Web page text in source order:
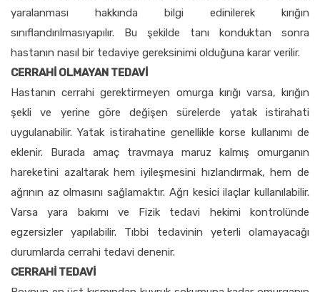
yaralanması hakkında bilgi edinilerek kırığın
sınıflandırılmasıyapılır. Bu şekilde tanı konduktan sonra
hastanın nasıl bir tedaviye gereksinimi olduğuna karar verilir.
CERRAHİ OLMAYAN TEDAVİ
Hastanın cerrahi gerektirmeyen omurga kırığı varsa, kırığın
şekli ve yerine göre değişen sürelerde yatak istirahati
uygulanabilir. Yatak istirahatine genellikle korse kullanımı de
eklenir. Burada amaç travmaya maruz kalmış omurganın
hareketini azaltarak hem iyileşmesini hızlandırmak, hem de
ağrının az olmasını sağlamaktır. Ağrı kesici ilaçlar kullanılabilir.
Varsa yara bakımı ve Fizik tedavi hekimi kontrolünde
egzersizler yapılabilir. Tıbbi tedavinin yeterli olamayacağı
durumlarda cerrahi tedavi denenir.
CERRAHİ TEDAVİ